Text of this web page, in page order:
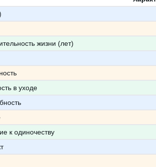
жизни (лет)
в уходе
к одиночеству